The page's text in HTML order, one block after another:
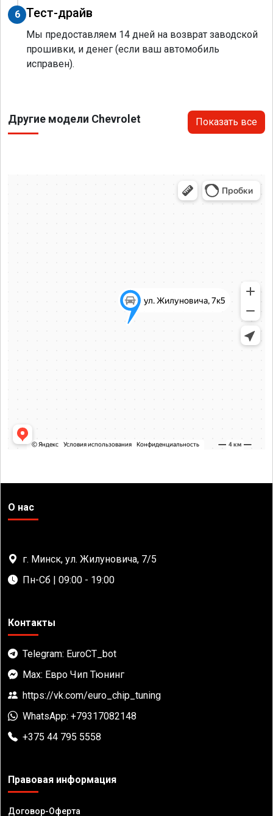
6 Тест-драйв
Мы предоставляем 14 дней на возврат заводской
прошивки, и денег (если ваш автомобиль
исправен).
Другие модели Chevrolet Показать все
О нас
г. Минск, ул. Жилуновича, 7/5
Пн-Сб | 09:00 - 19:00
Контакты
Telegram: EuroCT_bot
Max: Евро Чип Тюнинг
https://vk.com/euro_chip_tuning
WhatsApp: +79317082148
+375 44 795 5558
Правовая информация
Договор-Оферта